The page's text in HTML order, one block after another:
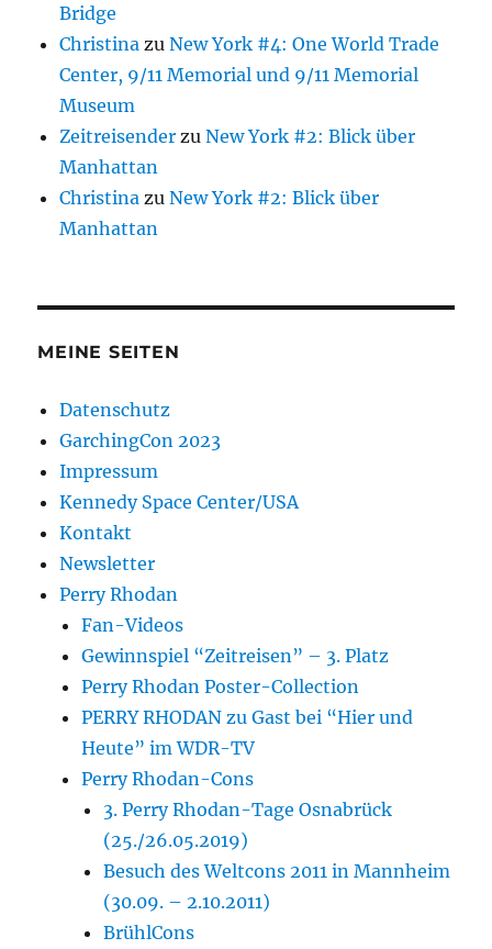
Bridge
Christina zuNew York #4: One World Trade
Center, 9/11 Memorial und 9/11 Memorial
Museum
Zeitreisender zuNew York #2: Blick über
Manhattan
Christina zuNew York #2: Blick über
Manhattan
MEINE SEITEN
Datenschutz
GarchingCon 2023
Impressum
Kennedy Space Center/USA
Kontakt
Newsletter
Perry Rhodan
Fan-Videos
Gewinnspiel “Zeitreisen” – 3. Platz
Perry Rhodan Poster-Collection
PERRY RHODAN zu Gast bei “Hier und
Heute” im WDR-TV
Perry Rhodan-Cons
3. Perry Rhodan-Tage Osnabrück
(25./26.05.2019)
Besuch des Weltcons 2011 in Mannheim
(30.09. – 2.10.2011)
BrühlCons